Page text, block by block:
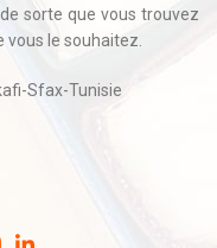
sorte que vous trouvez
vous le souhaitez.
Sfax-Tunisie